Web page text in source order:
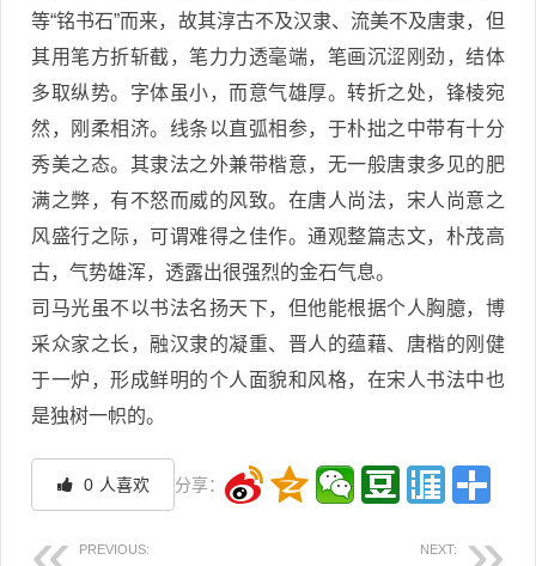
等“铭书石”而来，故其淳古不及汉隶、流美不及唐隶，但
其用笔方折斩截，笔力力透毫端，笔画沉涩刚劲，结体
多取纵势。字体虽小，而意气雄厚。转折之处，锋棱宛
然，刚柔相济。线条以直弧相参，于朴拙之中带有十分
秀美之态。其隶法之外兼带楷意，无一般唐隶多见的肥
满之弊，有不怒而威的风致。在唐人尚法，宋人尚意之
风盛行之际，可谓难得之佳作。通观整篇志文，朴茂高
古，气势雄浑，透露出很强烈的金石气息。
司马光虽不以书法名扬天下，但他能根据个人胸臆，博
采众家之长，融汉隶的凝重、晋人的蕴藉、唐楷的刚健
于一炉，形成鲜明的个人面貌和风格，在宋人书法中也
是独树一帜的。
0 人喜欢 分享：
PREVIOUS: NEXT: